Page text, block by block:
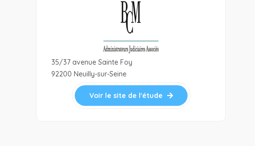
35/37 avenue Sainte Foy
92200 Neuilly-sur-Seine
Voir le site de l'étude